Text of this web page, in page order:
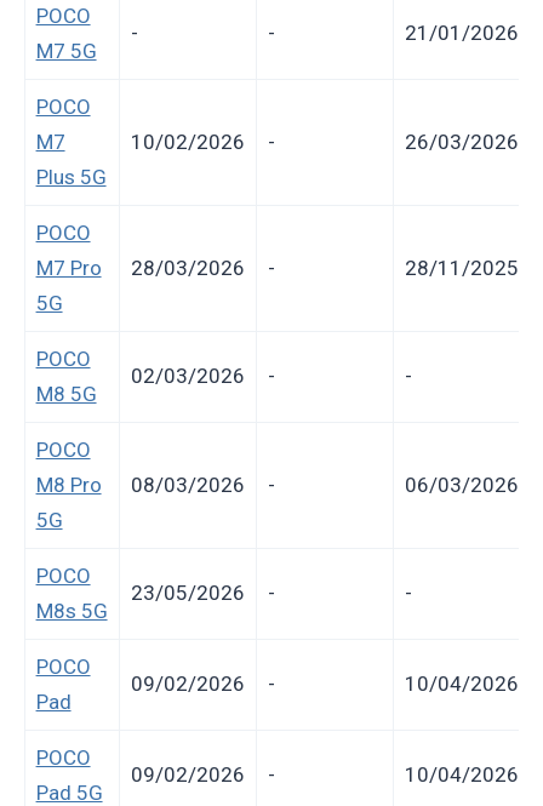
POCO
M7 5G
- - 21/01/2026
POCO
M7
Plus 5G
10/02/2026 - 26/03/2026
POCO
M7 Pro
5G
28/03/2026 - 28/11/2025
POCO
M8 5G
02/03/2026 - -
POCO
M8 Pro
5G
08/03/2026 - 06/03/2026
POCO
M8s 5G
23/05/2026 - -
POCO
Pad
09/02/2026 - 10/04/2026
POCO
Pad 5G
09/02/2026 - 10/04/2026